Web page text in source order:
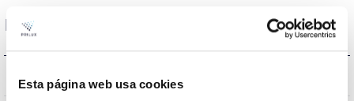
Esta página web usa cookies
Dimensions and Mounting
Mounting